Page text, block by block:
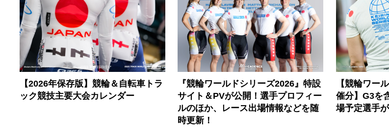
【2026年保存版】競輪＆自転車トラ
ック競技主要大会カレンダー
『競輪ワールドシリーズ2026』特設
サイト＆PVが公開！選手プロフィー
ルのほか、レース出場情報などを随
時更新！
【競輪ワー
催分】G3を
場予定選手が